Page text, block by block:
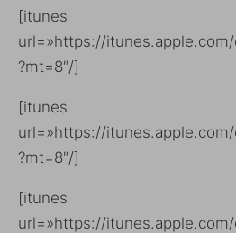
[itunes
url=»https://
?mt=8″/]
[itunes
url=»https://
?mt=8″/]
[itunes
url=»https://